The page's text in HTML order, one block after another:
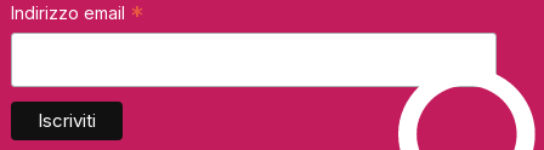
Indirizzo email *